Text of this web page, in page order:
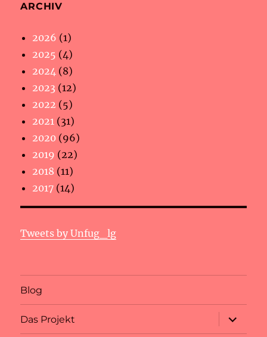
ARCHIV
2026 (1)
2025 (4)
2024 (8)
2023 (12)
2022 (5)
2021 (31)
2020 (96)
2019 (22)
2018 (11)
2017 (14)
Tweets by Unfug_lg
Blog
Das Projekt
anzeigen